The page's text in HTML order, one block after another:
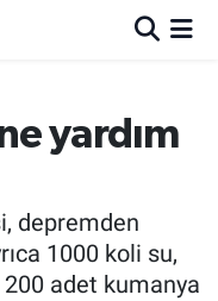
yardım
depremden
1000 koli su,
adet kumanya